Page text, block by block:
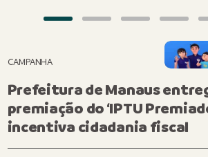
CAMPANHA
Prefeitura de Manaus
premiação do ‘IPTU
incentiva cidadania fiscal